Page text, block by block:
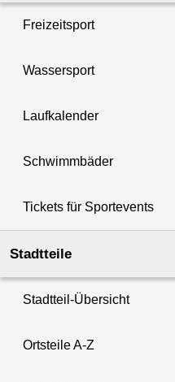
Freizeitsport
Wassersport
Laufkalender
Schwimmbäder
Tickets für Sportevents
Stadtteile
Stadtteil-Übersicht
Ortsteile A-Z